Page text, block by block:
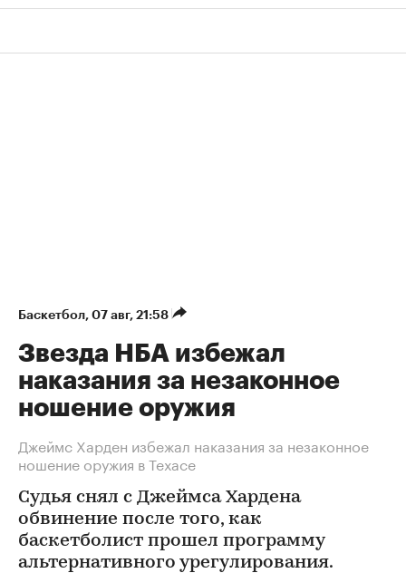
Баскетбол 07 авг, 21:58
Звезда НБА избежал
наказания за незаконное
ношение оружия
Джеймс Харден избежал наказания за незаконное
ношение оружия в Техасе
Судья снял с Джеймса Хардена
обвинение после того, как
баскетболист прошел программу
альтернативного урегулирования.